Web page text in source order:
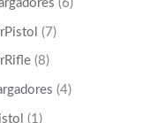
(6)
(7)
(8)
(4)
(1)